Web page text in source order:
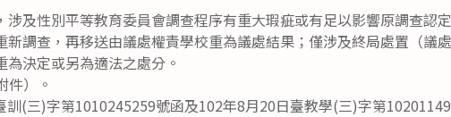
涉及性別平等教育委員會調查程序有重大瑕疵或有足以影響原調查認
新調查，再移送由議處權責學校重為議處結果；僅涉及終局處置（議
決定或另為適法之處分。
件）。
訓(三)字第1010245259號函及102年8月20日臺教學(三)字第